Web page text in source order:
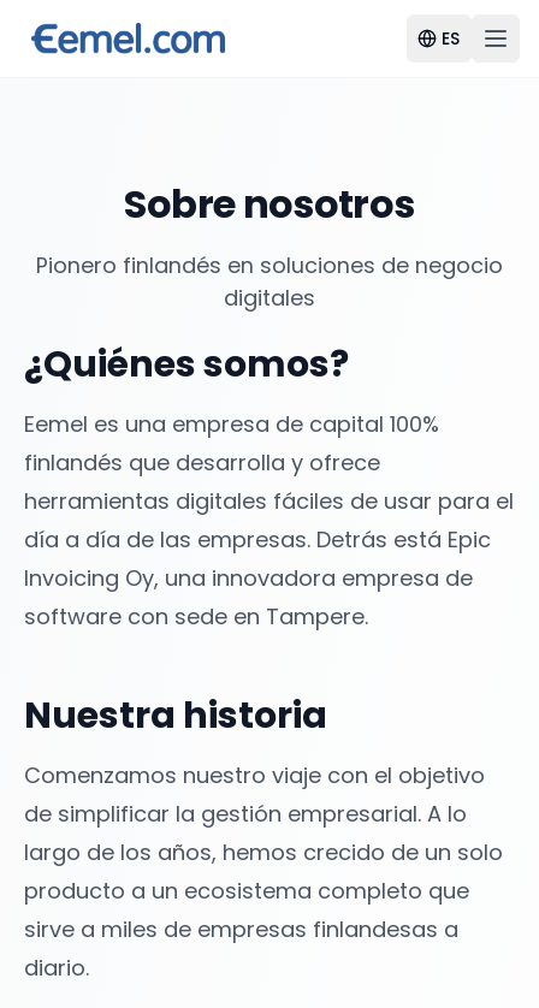
ES
Sobre nosotros
Pionero finlandés en soluciones de negocio
digitales
¿Quiénes somos?
Eemel es una empresa de capital 100%
finlandés que desarrolla y ofrece
herramientas digitales fáciles de usar para el
día a día de las empresas. Detrás está Epic
Invoicing Oy, una innovadora empresa de
software con sede en Tampere.
Nuestra historia
Comenzamos nuestro viaje con el objetivo
de simplificar la gestión empresarial. A lo
largo de los años, hemos crecido de un solo
producto a un ecosistema completo que
sirve a miles de empresas finlandesas a
diario.